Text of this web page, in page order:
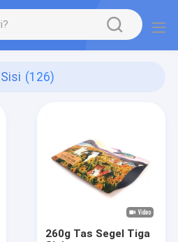
(126)
260g Tas Segel Tiga